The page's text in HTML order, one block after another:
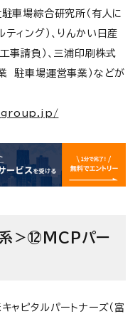
車場綜合研究所（有人に
ィング）、りんかい日産
事請負）、三浦印刷株式
駐車場運営事業）などが
系＞⑫MCPパー
ャピタルパートナーズ（富